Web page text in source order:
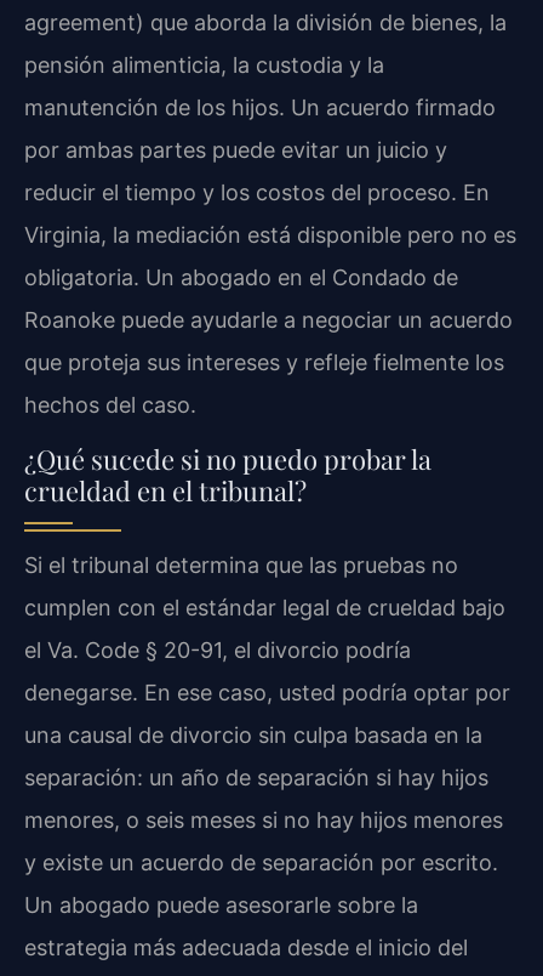
agreement) que aborda la división de bienes, la
pensión alimenticia, la custodia y la
manutención de los hijos. Un acuerdo firmado
por ambas partes puede evitar un juicio y
reducir el tiempo y los costos del proceso. En
Virginia, la mediación está disponible pero no es
obligatoria. Un abogado en el Condado de
Roanoke puede ayudarle a negociar un acuerdo
que proteja sus intereses y refleje fielmente los
hechos del caso.
¿Qué sucede si no puedo probar la
crueldad en el tribunal?
Si el tribunal determina que las pruebas no
cumplen con el estándar legal de crueldad bajo
el Va. Code § 20-91, el divorcio podría
denegarse. En ese caso, usted podría optar por
una causal de divorcio sin culpa basada en la
separación: un año de separación si hay hijos
menores, o seis meses si no hay hijos menores
y existe un acuerdo de separación por escrito.
Un abogado puede asesorarle sobre la
estrategia más adecuada desde el inicio del